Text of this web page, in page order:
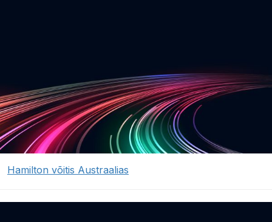
Hamilton võitis Austraalias